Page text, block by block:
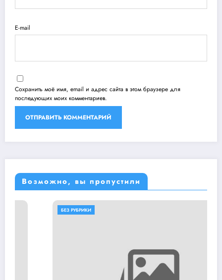
E-mail
Сохранить моё имя, email и адрес сайта в этом браузере для
последующих моих комментариев.
Возможно, вы пропустили